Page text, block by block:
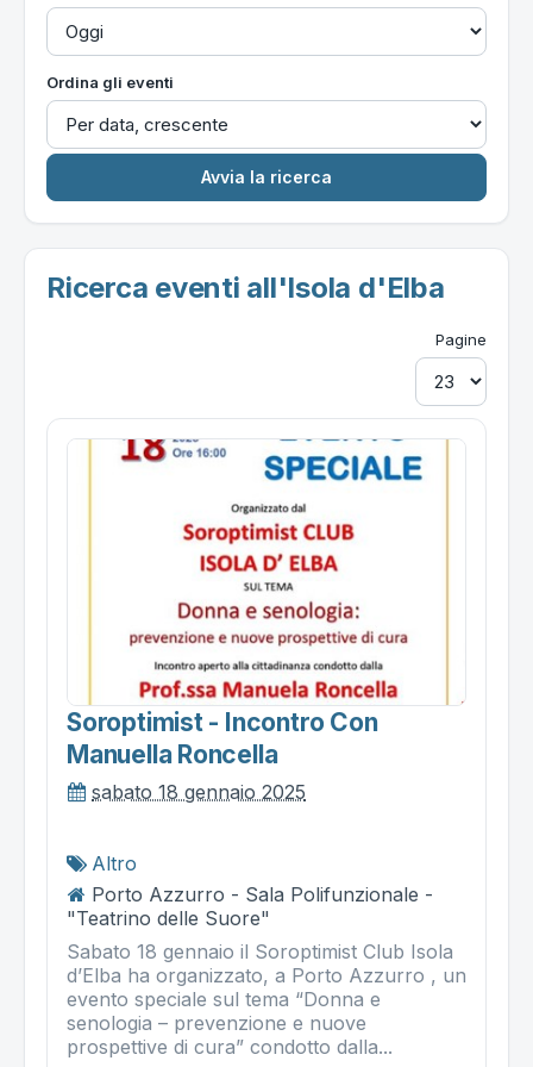
Ordina gli eventi
Ricerca eventi all'Isola d'Elba
Pagine
Soroptimist - Incontro Con
Manuella Roncella
sabato 18 gennaio 2025
Altro
Porto Azzurro - Sala Polifunzionale -
"Teatrino delle Suore"
Sabato 18 gennaio il Soroptimist Club Isola
d’Elba ha organizzato, a Porto Azzurro , un
evento speciale sul tema “Donna e
senologia – prevenzione e nuove
prospettive di cura” condotto dalla...